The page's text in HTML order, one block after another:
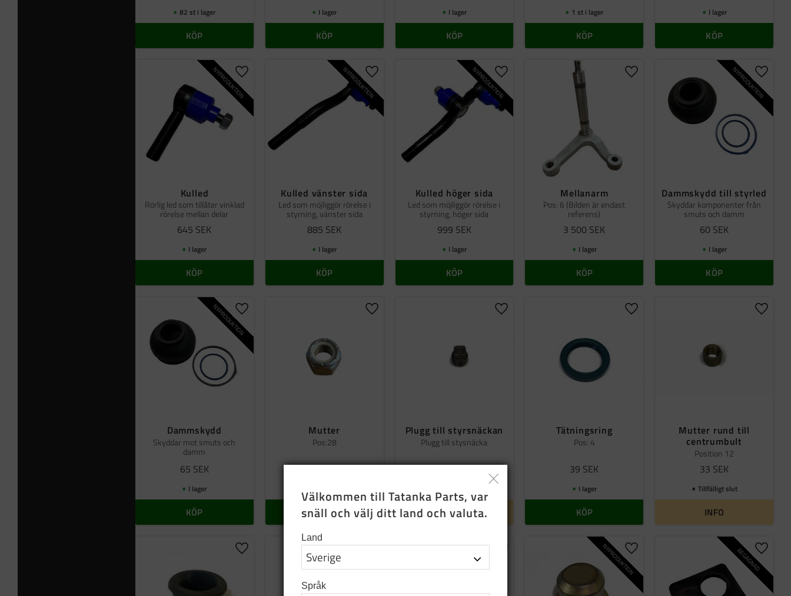
82 st i lager
KÖP
I lager
KÖP
I lager
KÖP
1 st i lager
KÖP
I lager
KÖP
Kulled
Rörlig led som tillåter vinklad
rörelse mellan delar
645 SEK
NYPRODUKTIONLägg till i favoriter
I lager
KÖP
Kulled vänster sida
Led som möjliggör rörelse i
styrning, vänster sida
885 SEK
NYPRODUKTIONLägg till i favoriter
I lager
KÖP
Kulled höger sida
Led som möjliggör rörelse i
styrning, höger sida
999 SEK
NYPRODUKTIONLägg till i favoriter
I lager
KÖP
Mellanarm
Pos: 6 (Bilden är endast
referens)
3 500 SEK
Lägg till i favoriter
I lager
KÖP
Dammskydd till styrled
Skyddar komponenter från
smuts och damm
60 SEK
NYPRODUKTIONLägg
I lager
KÖP
Dammskydd
Skyddar mot smuts och
damm
65 SEK
NYPRODUKTIONLägg till i favoriter
I lager
KÖP
Mutter
Pos:28
15SEK
Lägg till i favoriter
KÖP
Plugg till styrsnäckan
Plugg till stysnäcka
14SEK
Lägg till i favoriter
INFO
Tätningsring
Pos: 4
39 SEK
Lägg till i favoriter
I lager
KÖP
Mutter rund till
centrumbult
Position 12
33 SEK
Lägg
Tillfälligt slut
INFO
Lägg till i favoriter NYPRODUKTIONLägg till i favoriter BEGAGNADLägg
Välkommen till Tatanka Parts, var
snäll och välj ditt land och valuta.
Land
Språk